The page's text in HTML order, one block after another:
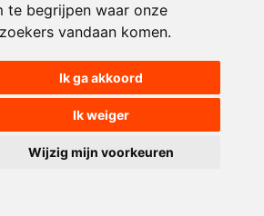
te begrijpen waar onze
vandaan komen.
Ik ga akkoord
Ik weiger
Wijzig mijn voorkeuren
gekke rendier